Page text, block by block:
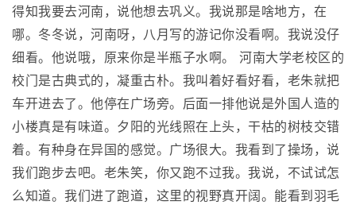
得知我要去河南，说他想去巩义。我说那是啥地方，在
哪。冬冬说，河南呀，八月写的游记你没看啊。我说没仔
细看。他说哦，原来你是半瓶子水啊。 河南大学老校区的
校门是古典式的，凝重古朴。我叫着好看好看，老朱就把
车开进去了。他停在广场旁。后面一排他说是外国人造的
小楼真是有味道。夕阳的光线照在上头，干枯的树枝交错
着。有种身在异国的感觉。广场很大。我看到了操场，说
我们跑步去吧。老朱笑，你又跑不过我。我说，不试试怎
么知道。我们进了跑道，这里的视野真开阔。能看到羽毛